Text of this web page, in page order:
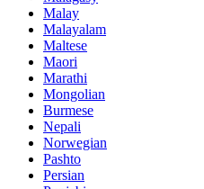
Malay
Malayalam
Maltese
Maori
Marathi
Mongolian
Burmese
Nepali
Norwegian
Pashto
Persian